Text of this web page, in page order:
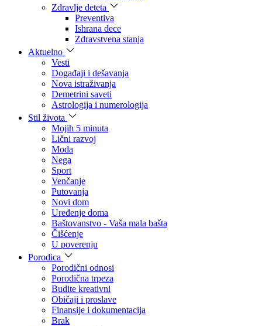
Zdravlje deteta
Preventiva
Ishrana dece
Zdravstvena stanja
Aktuelno
Vesti
Događaji i dešavanja
Nova istraživanja
Demetrini saveti
Astrologija i numerologija
Stil života
Mojih 5 minuta
Lični razvoj
Moda
Nega
Sport
Venčanje
Putovanja
Novi dom
Uređenje doma
Baštovanstvo - Vaša mala bašta
Čišćenje
U poverenju
Porodica
Porodični odnosi
Porodična trpeza
Budite kreativni
Običaji i proslave
Finansije i dokumentacija
Brak